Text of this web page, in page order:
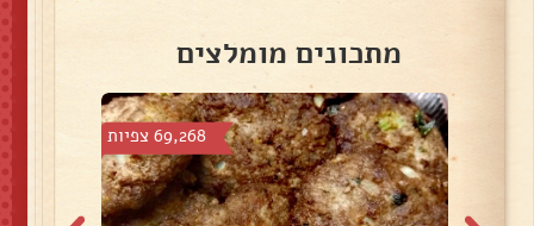
מתכונים מומלצים
69,268 צפיות